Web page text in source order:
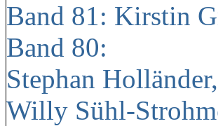
Band 81: Kirstin
Band 80:
Stephan Holländer,
Willy Sühl-